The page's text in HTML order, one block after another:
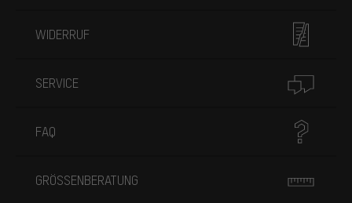
WIDERRUF
SERVICE
FAQ
GRÖSSENBERATUNG